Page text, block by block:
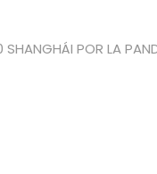
POR LA